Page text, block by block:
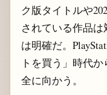
ク版タイトルや
されている作品
は明確だ。
トを買う」時代
全に向かう。